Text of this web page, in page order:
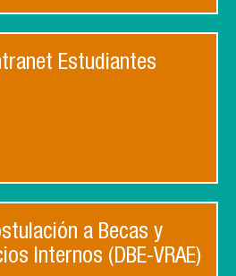
Estudiantes
a Becas y
Internos (DBE-VRAE)